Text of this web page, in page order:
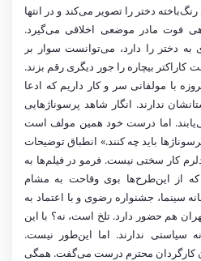
دختر را تصویر می‌کند و در انتها
فوت مادر موضعی اخلاقی می‌گیرد.
دختر را دارد، می‌توانست سوار بر
بیچاره را جور دیگری رقم بزند.
با مولفانی سر و کار داریم که ادعا
ندارند. انگار شاهد پرسوناژهایی
اما درست خود همین مولف است
باید چه کنند.» انطباق توضیحات
کار سختی نیست. فرمو در فیلم‌ها به
از این‌طرح‌ها بوی وقاحت به مشام
سینما، جشنواره رضوی و با اعتماد به
هم حضور دارد. تلخ است، نه؟ با این
سیاستی ندارند. اما این‌طور نیست.
کارگردان محترم درست می‌گفت. همگی